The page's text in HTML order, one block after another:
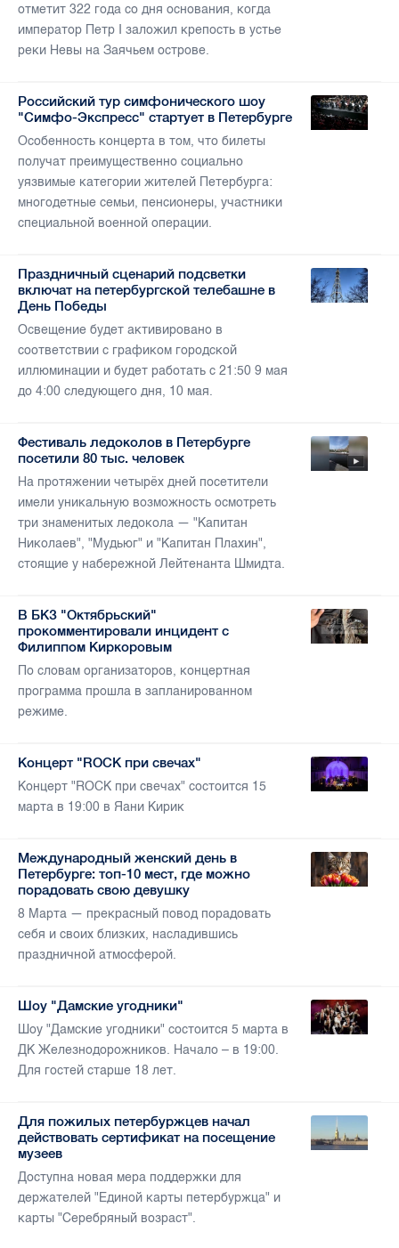
отметит 322 года со дня основания, когда
император Петр I заложил крепость в устье
реки Невы на Заячьем острове.
Российский тур симфонического шоу
"Симфо-Экспресс" стартует в Петербурге
Особенность концерта в том, что билеты
получат преимущественно социально
уязвимые категории жителей Петербурга:
многодетные семьи, пенсионеры, участники
специальной военной операции.
Праздничный сценарий подсветки
включат на петербургской телебашне в
День Победы
Освещение будет активировано в
соответствии с графиком городской
иллюминации и будет работать с 21:50 9 мая
до 4:00 следующего дня, 10 мая.
Фестиваль ледоколов в Петербурге
посетили 80 тыс. человек
На протяжении четырёх дней посетители
имели уникальную возможность осмотреть
три знаменитых ледокола — "Капитан
Николаев", "Мудьюг" и "Капитан Плахин",
стоящие у набережной Лейтенанта Шмидта.
В БКЗ "Октябрьский"
прокомментировали инцидент с
Филиппом Киркоровым
По словам организаторов, концертная
программа прошла в запланированном
режиме.
Концерт "ROCK при свечах"
Концерт "ROCK при свечах" состоится 15
марта в 19:00 в Яани Кирик
Международный женский день в
Петербурге: топ-10 мест, где можно
порадовать свою девушку
8 Марта — прекрасный повод порадовать
себя и своих близких, насладившись
праздничной атмосферой.
Шоу "Дамские угодники"
Шоу "Дамские угодники" состоится 5 марта в
ДК Железнодорожников. Начало – в 19:00.
Для гостей старше 18 лет.
Для пожилых петербуржцев начал
действовать сертификат на посещение
музеев
Доступна новая мера поддержки для
держателей "Единой карты петербуржца" и
карты "Серебряный возраст".